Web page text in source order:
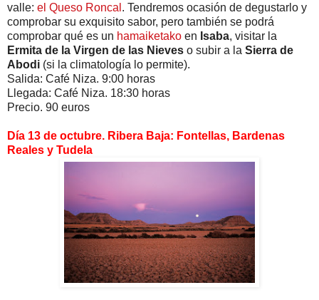
valle: el Queso Roncal . Tendremos ocasión de degustarlo y
comprobar su exquisito sabor, pero también se podrá
comprobar qué es un hamaiketako en Isaba, visitar la
Ermita de la Virgen de las Nieves o subir a la Sierra de
Abodi (si la climatología lo permite).
Salida: Café Niza. 9:00 horas
Llegada: Café Niza. 18:30 horas
Precio. 90 euros
Día 13 de octubre. Ribera Baja: Fontellas, Bardenas
Reales y Tudela